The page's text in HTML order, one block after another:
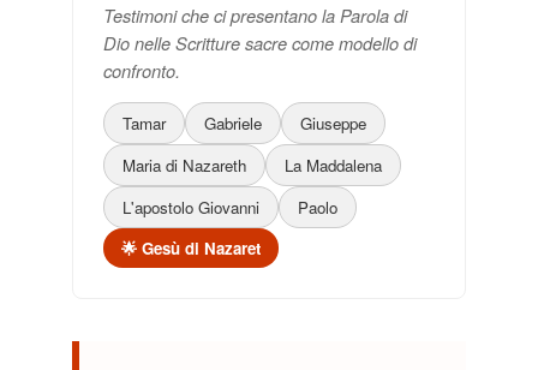
Testimoni che ci presentano la Parola di
Dio nelle Scritture sacre come modello di
confronto.
Tamar Gabriele
Giuseppe
Maria di Nazareth
La Maddalena
L'apostolo Giovanni
Paolo
🌟 Gesù di Nazaret